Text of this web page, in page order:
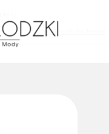
Made with GetReview